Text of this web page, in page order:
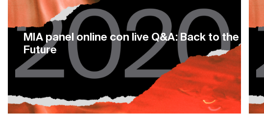
MIA panel online con live Q&A: Back to the
Future